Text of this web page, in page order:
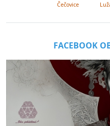
Čečovice
FACEBOOK